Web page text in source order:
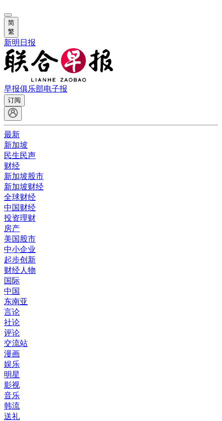
简
繁
新明日报
早报俱乐部电子报
订阅
最新
新加坡
民生民声
财经
新加坡股市
新加坡财经
全球财经
中国财经
投资理财
房产
美国股市
中小企业
起步创新
财经人物
国际
中国
东南亚
言论
社论
评论
交流站
漫画
娱乐
明星
影视
音乐
韩流
送礼